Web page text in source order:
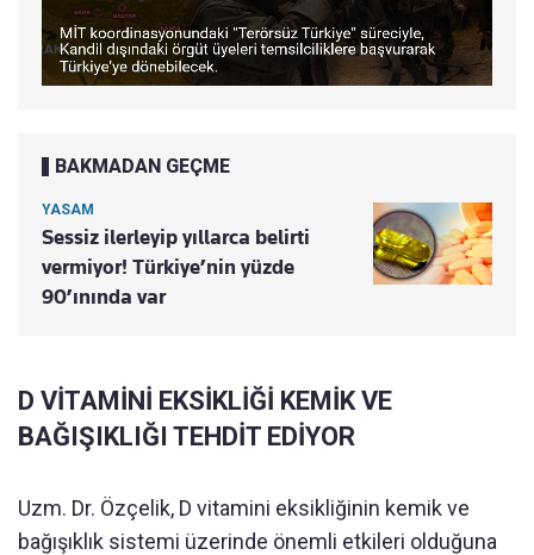
BAKMADAN GEÇME
YASAM
Sessiz ilerleyip yıllarca belirti
vermiyor! Türkiye’nin yüzde
90’ınında var
D VİTAMİNİ EKSİKLİĞİ KEMİK VE
BAĞIŞIKLIĞI TEHDİT EDİYOR
Uzm. Dr. Özçelik, D vitamini eksikliğinin kemik ve
bağışıklık sistemi üzerinde önemli etkileri olduğuna